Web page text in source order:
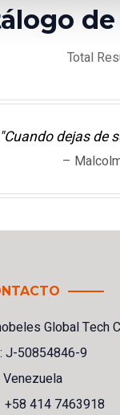
de
Total
"Cuando dejas de
–
Global Tech
J-50854846-9
Venezuela
+58 414 7463918